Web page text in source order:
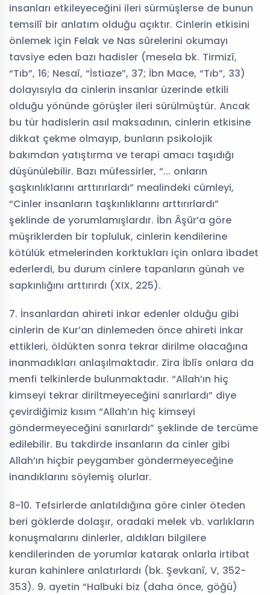
insanları etkileyeceğini ileri sürmüşlerse de bunun
temsilî bir anlatım olduğu açıktır. Cinlerin etkisini
önlemek için Felak ve Nas sûrelerini okumayı
tavsiye eden bazı hadisler (mesela bk. Tirmizî,
“Tıb”, 16; Nesaî, “İstiaze”, 37; İbn Mace, “Tıb”, 33)
dolayısıyla da cinlerin insanlar üzerinde etkili
olduğu yönünde görüşler ileri sürülmüştür. Ancak
bu tür hadislerin asıl maksadının, cinlerin etkisine
dikkat çekme olmayıp, bunların psikolojik
bakımdan yatıştırma ve terapi amacı taşıdığı
düşünülebilir. Bazı müfessirler, “... onların
şaşkınlıklarını arttırırlardı” mealindeki cümleyi,
“Cinler insanların taşkınlıklarını arttırırlardı”
şeklinde de yorumlamışlardır. İbn Âşûr’a göre
müşriklerden bir topluluk, cinlerin kendilerine
kötülük etmelerinden korktukları için onlara ibadet
ederlerdi, bu durum cinlere tapanların günah ve
sapkınlığını arttırırdı (XIX, 225).
7. İnsanlardan ahireti inkar edenler olduğu gibi
cinlerin de Kur’an dinlemeden önce ahireti inkar
ettikleri, öldükten sonra tekrar dirilme olacağına
inanmadıkları anlaşılmaktadır. Zira İblîs onlara da
menfi telkinlerde bulunmaktadır. “Allah’ın hiç
kimseyi tekrar diriltmeyeceğini sanırlardı” diye
çevirdiğimiz kısım “Allah’ın hiç kimseyi
göndermeyeceğini sanırlardı” şeklinde de tercüme
edilebilir. Bu takdirde insanların da cinler gibi
Allah’ın hiçbir peygamber göndermeyeceğine
inandıklarını söylemiş olurlar.
8-10. Tefsirlerde anlatıldığına göre cinler öteden
beri göklerde dolaşır, oradaki melek vb. varlıkların
konuşmalarını dinlerler, aldıkları bilgilere
kendilerinden de yorumlar katarak onlarla irtibat
kuran kahinlere anlatırlardı (bk. Şevkanî, V, 352-
353). 9. ayetin “Halbuki biz (daha önce, göğü)